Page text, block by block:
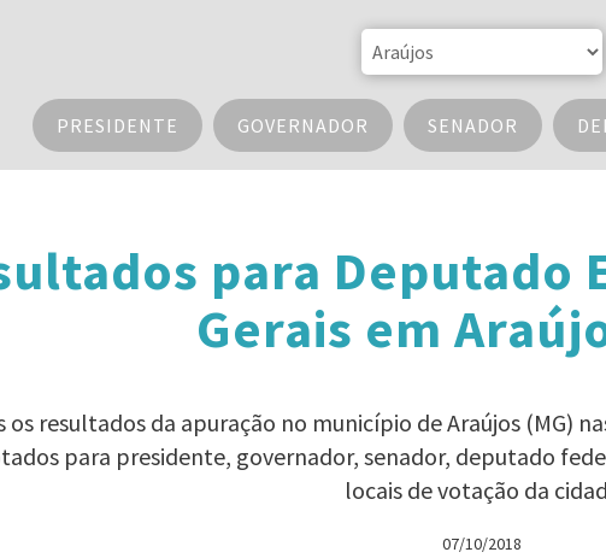
PRESIDENTE GOVERNADOR SENADOR
para Deputado
Gerais em
os resultados da apuração no município de Araújos (MG)
para presidente, governador, senador, deputado
locais de votação da
07/10/2018